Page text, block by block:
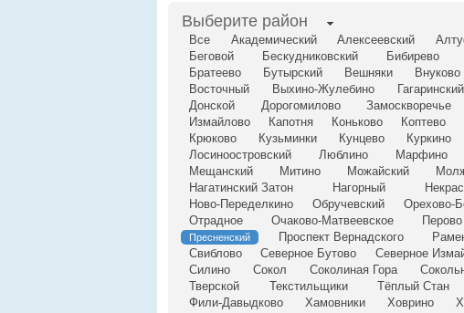
Выберите район
Все Академический Алексеевский
Беговой
Бескудниковский Бибирево
Братеево
Бутырский Вешняки Внуково
Восточный
Выхино-Жулебино Гагаринский
Донской
Дорогомилово Замоскворечье
Измайлово
Капотня Коньково Коптево
Крюково
Кузьминки Кунцево Куркино
Лосиноостровский
Люблино Марфино
Мещанский
Митино Можайский
Нагатинский Затон
Нагорный
Ново-Переделкино
Обручевский Орехово-
Отрадное
Очаково-Матвеевское Перово
Пресненский Проспект Вернадского
Свиблово
Северное Бутово Северное
Силино
Сокол Соколиная Гора
Тверской
Текстильщики Тёплый Стан
Фили-Давыдково
Хамовники Ховрино